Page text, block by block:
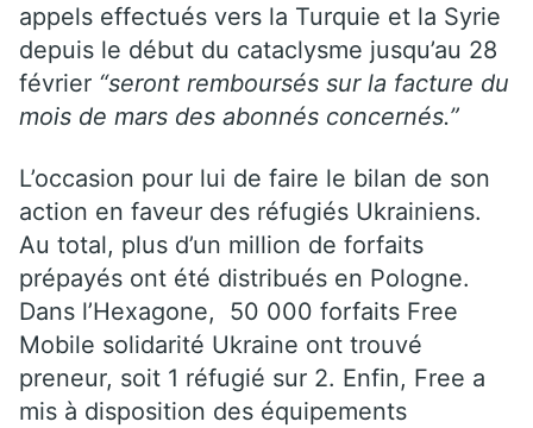
appels effectués vers la Turquie et la Syrie
depuis le début du cataclysme jusqu’au 28
février “seront remboursés sur la facture du
mois de mars des abonnés concernés.”
L’occasion pour lui de faire le bilan de son
action en faveur des réfugiés Ukrainiens.
Au total, plus d’un million de forfaits
prépayés ont été distribués en Pologne.
Dans l’Hexagone, 50 000 forfaits Free
Mobile solidarité Ukraine ont trouvé
preneur, soit 1 réfugié sur 2. Enfin, Free a
mis à disposition des équipements